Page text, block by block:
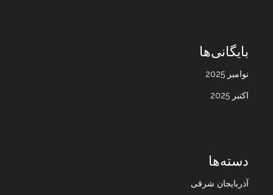
بایگانی‌ها
نوامبر 2025
اکتبر 2025
دسته‌ها
آذربایجان شرقی